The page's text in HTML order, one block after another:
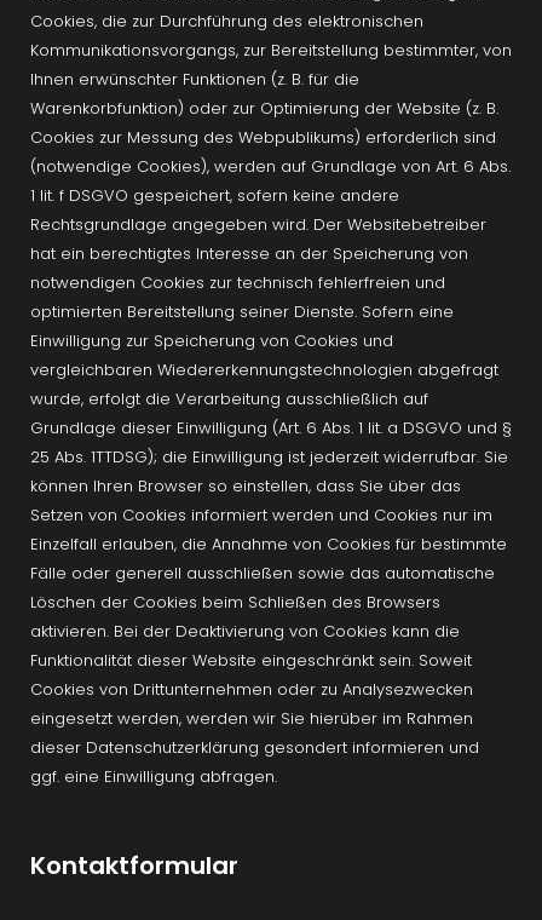
Cookies, die zur Durchführung des elektronischen
Kommunikationsvorgangs, zur Bereitstellung bestimmter, von
Ihnen erwünschter Funktionen (z. B. für die
Warenkorbfunktion) oder zur Optimierung der Website (z. B.
Cookies zur Messung des Webpublikums) erforderlich sind
(notwendige Cookies), werden auf Grundlage von Art. 6 Abs.
1 lit. f DSGVO gespeichert, sofern keine andere
Rechtsgrundlage angegeben wird. Der Websitebetreiber
hat ein berechtigtes Interesse an der Speicherung von
notwendigen Cookies zur technisch fehlerfreien und
optimierten Bereitstellung seiner Dienste. Sofern eine
Einwilligung zur Speicherung von Cookies und
vergleichbaren Wiedererkennungstechnologien abgefragt
wurde, erfolgt die Verarbeitung ausschließlich auf
Grundlage dieser Einwilligung (Art. 6 Abs. 1 lit. a DSGVO und §
25 Abs. 1TTDSG); die Einwilligung ist jederzeit widerrufbar. Sie
können Ihren Browser so einstellen, dass Sie über das
Setzen von Cookies informiert werden und Cookies nur im
Einzelfall erlauben, die Annahme von Cookies für bestimmte
Fälle oder generell ausschließen sowie das automatische
Löschen der Cookies beim Schließen des Browsers
aktivieren. Bei der Deaktivierung von Cookies kann die
Funktionalität dieser Website eingeschränkt sein. Soweit
Cookies von Drittunternehmen oder zu Analysezwecken
eingesetzt werden, werden wir Sie hierüber im Rahmen
dieser Datenschutzerklärung gesondert informieren und
ggf. eine Einwilligung abfragen.
Kontaktformular